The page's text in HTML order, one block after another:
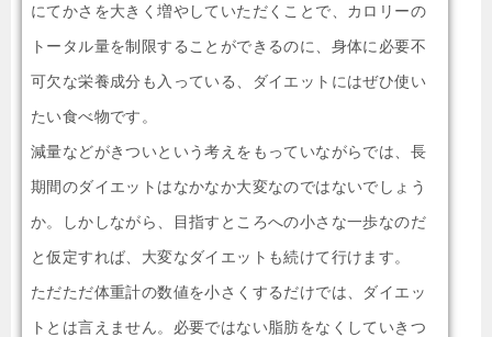
にてかさを大きく増やしていただくことで、カロリーの
トータル量を制限することができるのに、身体に必要不
可欠な栄養成分も入っている、ダイエットにはぜひ使い
たい食べ物です。
減量などがきついという考えをもっていながらでは、長
期間のダイエットはなかなか大変なのではないでしょう
か。しかしながら、目指すところへの小さな一歩なのだ
と仮定すれば、大変なダイエットも続けて行けます。
ただただ体重計の数値を小さくするだけでは、ダイエッ
トとは言えません。必要ではない脂肪をなくしていきつ